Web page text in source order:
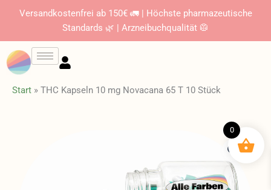
Versandkostenfrei ab 150€ 🚛 | Höchste pharmazeutische
Standards 🌿 | Arzneibuchqualität 🥼
Start » THC Kapseln 10 mg Novacana 65 T 10 Stück
0